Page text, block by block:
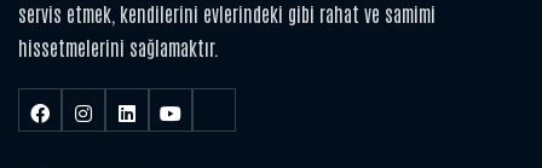
servis etmek, kendilerini evlerindeki gibi rahat ve samimi
hissetmelerini sağlamaktır.